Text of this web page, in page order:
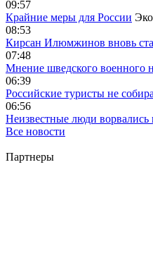
09:57
Крайние меры для России
08:53
Кирсан Илюмжинов вновь
07:48
Мнение шведского военного
06:39
Российские туристы не
06:56
Неизвестные люди
Все новости
Партнеры